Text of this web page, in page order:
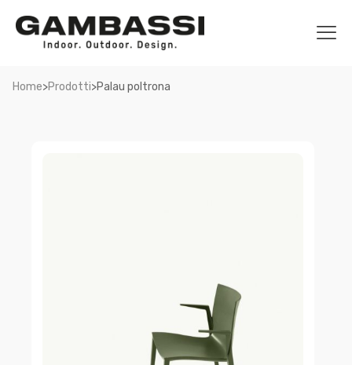
Home>Prodotti>Palau poltrona